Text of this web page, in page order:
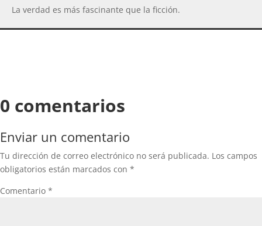
La verdad es más fascinante que la ficción.
0 comentarios
Enviar un comentario
Tu dirección de correo electrónico no será publicada. Los campos
obligatorios están marcados con *
Comentario *